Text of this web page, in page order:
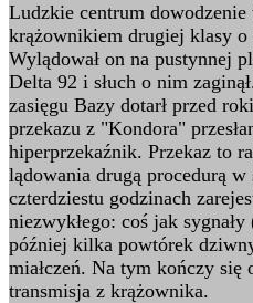
Ludzkie centrum
krążownikiem drugiej klasy
Wylądował on na pustynnej
Delta 92 i słuch o nim
zasięgu Bazy dotarł przed
przekazu z "Kondora"
hiperprzekaźnik. Przekaz to
lądowania drugą procedurą
czterdziestu godzinach
niezwykłego: coś jak
później kilka powtórek
miałczeń. Na tym kończy się
transmisja z krążownika.